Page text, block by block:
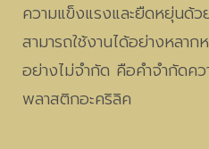
ความแข็งแรงและยืดหยุ่น
สามารถใช้งานได้อย่างหลา
อย่างไม่จำกัด คือคำจำกัดค
พลาสติกอะคริลิค